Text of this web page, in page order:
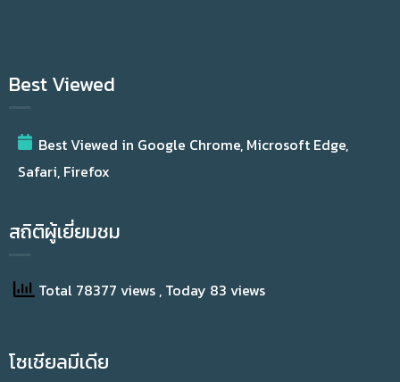
Best Viewed
Best Viewed in Google Chrome, Microsoft Edge,
Safari, Firefox
สถิติผู้เยี่ยมชม
Total 78377 views , Today 83 views
โซเชียลมีเดีย